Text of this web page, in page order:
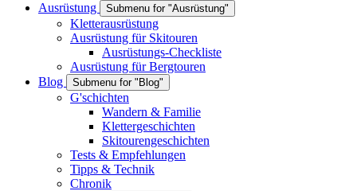
Ausrüstung
Submenu for "Ausrüstung"
Kletterausrüstung
Ausrüstung für Skitouren
Ausrüstungs-Checkliste
Ausrüstung für Bergtouren
Blog
Submenu for "Blog"
G'schichten
Wandern & Familie
Klettergeschichten
Skitourengeschichten
Tests & Empfehlungen
Tipps & Technik
Chronik